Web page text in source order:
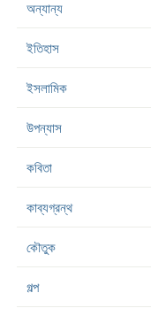
অন্যান্য
ইতিহাস
ইসলামিক
উপন্যাস
কবিতা
কাব্যগ্রন্থ
কৌতুক
গল্প